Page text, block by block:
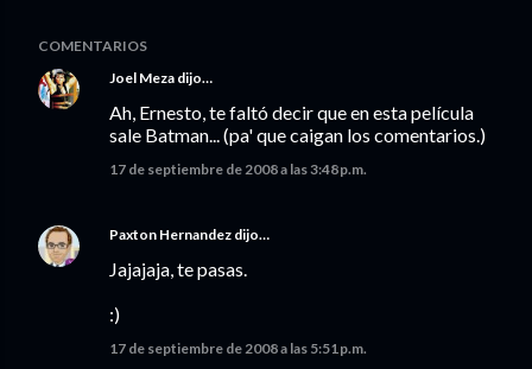
COMENTARIOS
Joel Meza dijo…
Ah, Ernesto, te faltó decir que en esta película
sale Batman... (pa' que caigan los comentarios.)
17 de septiembre de 2008 a las 3:48 p.m.
Paxton Hernandez dijo…
Jajajaja, te pasas.
:)
17 de septiembre de 2008 a las 5:51 p.m.